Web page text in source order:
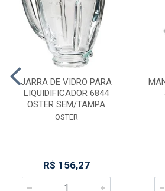
JARRA DE VIDRO PARA
LIQUIDIFICADOR 6844
OSTER SEM/TAMPA
OSTER
R$ 156,27